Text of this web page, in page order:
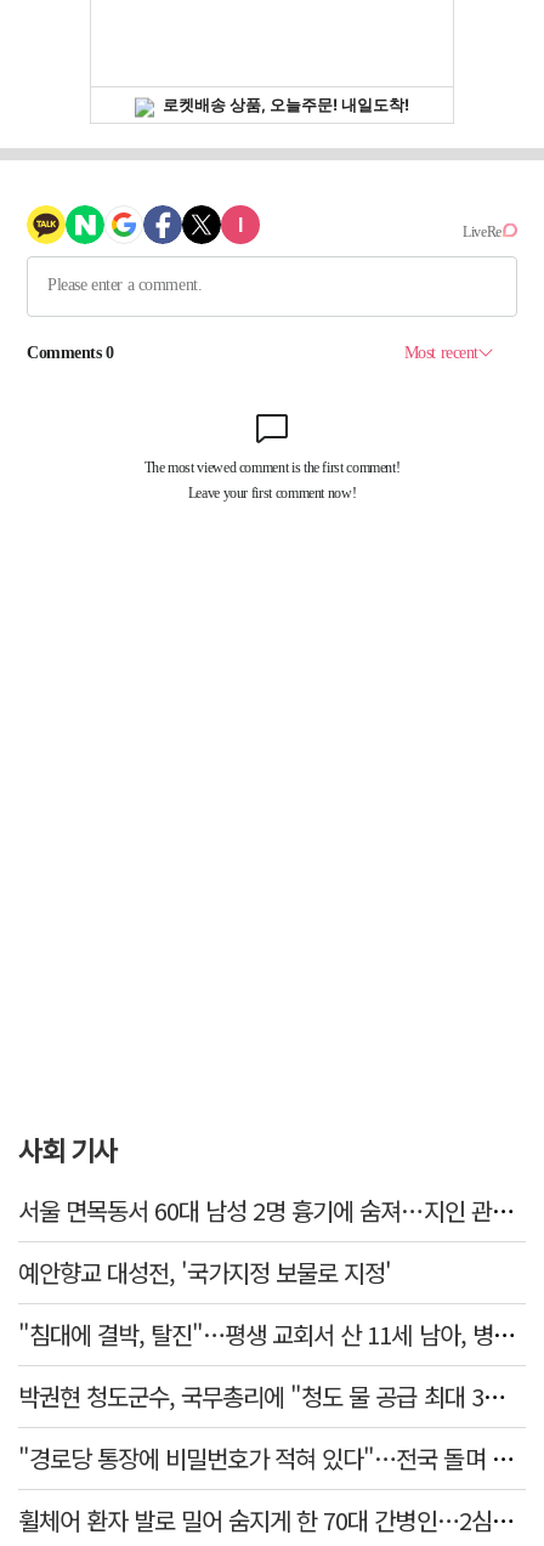
사회 기사
서울 면목동서 60대 남성 2명 흉기에 숨져…지인 관계로 추정
예안향교 대성전, '국가지정 보물로 지정'
"침대에 결박, 탈진"…평생 교회서 산 11세 남아, 병원 이송 끝 숨져
박권현 청도군수, 국무총리에 "청도 물 공급 최대 3만t 늘려달라"
"경로당 통장에 비밀번호가 적혀 있다"…전국 돌며 경로당 13곳 턴 30대 구속
휠체어 환자 발로 밀어 숨지게 한 70대 간병인…2심도 집행유예